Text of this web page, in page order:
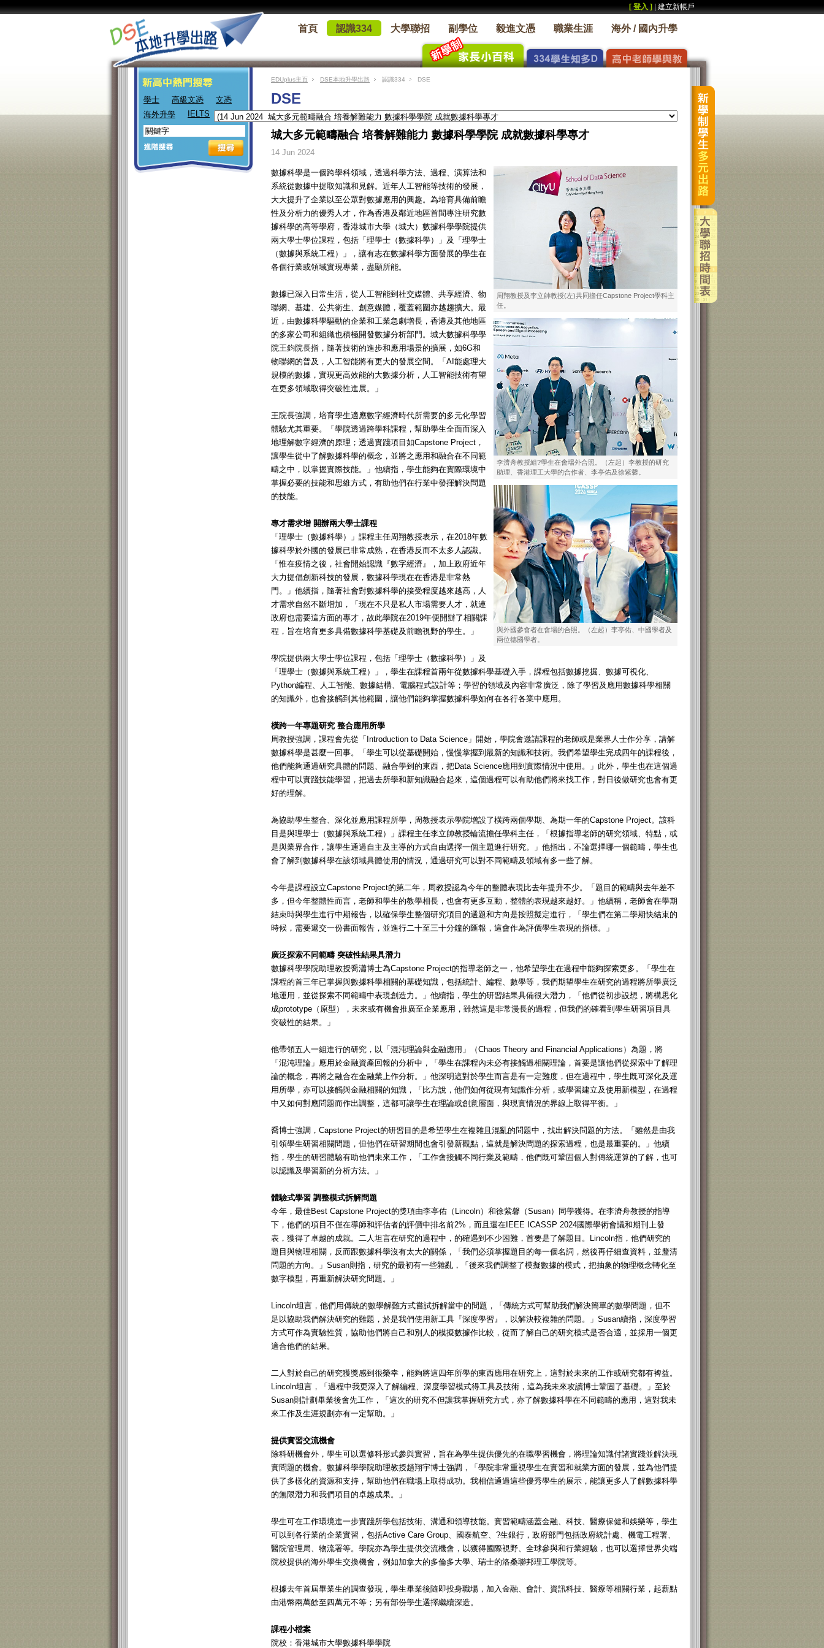
[ 登入 ] 建立新帳戶
首頁 認識334 大學聯招 副學位 毅進文憑 職業生涯 海外 / 國內升學
學士 高級文憑
文憑
海外升學
IELTS
EDUplus主頁 DSE本地升學出路 認識334 DSE
DSE
城大多元範疇融合 培養解難能力 數據科學學院 成就數據科學專才
14 Jun 2024
周翔教授及李立帥教授(左)共同擔任Capstone Project學科主
任。
李濟舟教授組?學生在會場外合照。（左起）李教授的研究
助理、香港理工大學的合作者、李亭佑及徐紫馨。
與外國參會者在會場的合照。（左起）李亭佑、中國學者及
兩位德國學者。
數據科學是一個跨學科領域，透過科學方法、過程、演算法和
系統從數據中提取知識和見解。近年人工智能等技術的發展，
大大提升了企業以至公眾對數據應用的興趣。為培育具備前瞻
性及分析力的優秀人才，作為香港及鄰近地區首間專注研究數
據科學的高等學府，香港城市大學（城大）數據科學學院提供
兩大學士學位課程，包括「理學士（數據科學）」及「理學士
（數據與系統工程）」，讓有志在數據科學方面發展的學生在
各個行業或領域實現專業，盡顯所能。
數據已深入日常生活，從人工智能到社交媒體、共享經濟、物
聯網、基建、公共衛生、創意媒體，覆蓋範圍亦越趨擴大。最
近，由數據科學驅動的企業和工業急劇增長，香港及其他地區
的多家公司和組織也積極開發數據分析部門。城大數據科學學
院王鈞院長指，隨著技術的進步和應用場景的擴展，如6G和
物聯網的普及，人工智能將有更大的發展空間。「AI能處理大
規模的數據，實現更高效能的大數據分析，人工智能技術有望
在更多領域取得突破性進展。」
王院長強調，培育學生適應數字經濟時代所需要的多元化學習
體驗尤其重要。「學院透過跨學科課程，幫助學生全面而深入
地理解數字經濟的原理；透過實踐項目如Capstone Project，
讓學生從中了解數據科學的概念，並將之應用和融合在不同範
疇之中，以掌握實際技能。」他續指，學生能夠在實際環境中
掌握必要的技能和思維方式，有助他們在行業中發揮解決問題
的技能。
專才需求增 開辦兩大學士課程
「理學士（數據科學）」課程主任周翔教授表示，在2018年數
據科學於外國的發展已非常成熟，在香港反而不太多人認識。
「惟在疫情之後，社會開始認識『數字經濟』，加上政府近年
大力提倡創新科技的發展，數據科學現在在香港是非常熱
門。」他續指，隨著社會對數據科學的接受程度越來越高，人
才需求自然不斷增加，「現在不只是私人市場需要人才，就連
政府也需要這方面的專才，故此學院在2019年便開辦了相關課
程，旨在培育更多具備數據科學基礎及前瞻視野的學生。」
學院提供兩大學士學位課程，包括「理學士（數據科學）」及
「理學士（數據與系統工程）」，學生在課程首兩年從數據科學基礎入手，課程包括數據挖掘、數據可視化、
Python編程、人工智能、數據結構、電腦程式設計等；學習的領域及內容非常廣泛，除了學習及應用數據科學相關
的知識外，也會接觸到其他範圍，讓他們能夠掌握數據科學如何在各行各業中應用。
橫跨一年專題研究 整合應用所學
周教授強調，課程會先從「Introduction to Data Science」開始，學院會邀請課程的老師或是業界人士作分享，講解
數據科學是甚麼一回事。「學生可以從基礎開始，慢慢掌握到最新的知識和技術。我們希望學生完成四年的課程後，
他們能夠通過研究具體的問題、融合學到的東西，把Data Science應用到實際情況中使用。」此外，學生也在這個過
程中可以實踐技能學習，把過去所學和新知識融合起來，這個過程可以有助他們將來找工作，對日後做研究也會有更
好的理解。
為協助學生整合、深化並應用課程所學，周教授表示學院增設了橫跨兩個學期、為期一年的Capstone Project。該科
目是與理學士（數據與系統工程）」課程主任李立帥教授輪流擔任學科主任，「根據指導老師的研究領域、特點，或
是與業界合作，讓學生通過自主及主導的方式自由選擇一個主題進行研究。」他指出，不論選擇哪一個範疇，學生也
會了解到數據科學在該領域具體使用的情況，通過研究可以對不同範疇及領域有多一些了解。
今年是課程設立Capstone Project的第二年，周教授認為今年的整體表現比去年提升不少。「題目的範疇與去年差不
多，但今年整體性而言，老師和學生的教學相長，也會有更多互動，整體的表現越來越好。」他續稱，老師會在學期
結束時與學生進行中期報告，以確保學生整個研究項目的選題和方向是按照擬定進行，「學生們在第二學期快結束的
時候，需要遞交一份書面報告，並進行二十至三十分鐘的匯報，這會作為評價學生表現的指標。」
廣泛探索不同範疇 突破性結果具潛力
數據科學學院助理教授喬瀟博士為Capstone Project的指導老師之一，他希望學生在過程中能夠探索更多。「學生在
課程的首三年已掌握與數據科學相關的基礎知識，包括統計、編程、數學等，我們期望學生在研究的過程將所學廣泛
地運用，並從探索不同範疇中表現創造力。」他續指，學生的研習結果具備很大潛力，「他們從初步設想，將構思化
成prototype（原型），未來或有機會推廣至企業應用，雖然這是非常漫長的過程，但我們的確看到學生研習項目具
突破性的結果。」
他帶領五人一組進行的研究，以「混沌理論與金融應用」（Chaos Theory and Financial Applications）為題，將
「混沌理論」應用於金融資產回報的分析中，「學生在課程內未必有接觸過相關理論，首要是讓他們從探索中了解理
論的概念，再將之融合在金融業上作分析。」他深明這對於學生而言是有一定難度，但在過程中，學生既可深化及運
用所學，亦可以接觸與金融相關的知識，「比方說，他們如何從現有知識作分析，或學習建立及使用新模型，在過程
中又如何對應問題而作出調整，這都可讓學生在理論或創意層面，與現實情況的界線上取得平衡。」
喬博士強調，Capstone Project的研習目的是希望學生在複雜且混亂的問題中，找出解決問題的方法。「雖然是由我
引領學生研習相關問題，但他們在研習期間也會引發新觀點，這就是解決問題的探索過程，也是最重要的。」他續
指，學生的研習體驗有助他們未來工作，「工作會接觸不同行業及範疇，他們既可鞏固個人對傳統運算的了解，也可
以認識及學習新的分析方法。」
體驗式學習 調整模式拆解問題
今年，最佳Best Capstone Project的獎項由李亭佑（Lincoln）和徐紫馨（Susan）同學獲得。在李濟舟教授的指導
下，他們的項目不僅在導師和評估者的評價中排名前2%，而且還在IEEE ICASSP 2024國際學術會議和期刊上發
表，獲得了卓越的成就。二人坦言在研究的過程中，的確遇到不少困難，首要是了解題目。Lincoln指，他們研究的
題目與物理相關，反而跟數據科學沒有太大的關係，「我們必須掌握題目的每一個名詞，然後再仔細查資料，並釐清
問題的方向。」Susan則指，研究的最初有一些雜亂，「後來我們調整了模擬數據的模式，把抽象的物理概念轉化至
數字模型，再重新解決研究問題。」
Lincoln坦言，他們用傳統的數學解難方式嘗試拆解當中的問題，「傳統方式可幫助我們解決簡單的數學問題，但不
足以協助我們解決研究的難題，於是我們使用新工具『深度學習』，以解決較複雜的問題。」Susan續指，深度學習
方式可作為實驗性質，協助他們將自己和別人的模擬數據作比較，從而了解自己的研究模式是否合適，並採用一個更
適合他們的結果。
二人對於自己的研究獲獎感到很榮幸，能夠將這四年所學的東西應用在研究上，這對於未來的工作或研究都有裨益。
Lincoln坦言，「過程中我更深入了解編程、深度學習模式得工具及技術，這為我未來攻讀博士鞏固了基礎。」至於
Susan則計劃畢業後會先工作，「這次的研究不但讓我掌握研究方式，亦了解數據科學在不同範疇的應用，這對我未
來工作及生涯規劃亦有一定幫助。」
提供實習交流機會
除科研機會外，學生可以選修科形式參與實習，旨在為學生提供優先的在職學習機會，將理論知識付諸實踐並解決現
實問題的機會。數據科學學院助理教授趙翔宇博士強調，「學院非常重視學生在實習和就業方面的發展，並為他們提
供了多樣化的資源和支持，幫助他們在職場上取得成功。我相信通過這些優秀學生的展示，能讓更多人了解數據科學
的無限潛力和我們項目的卓越成果。」
學生可在工作環境進一步實踐所學包括技術、溝通和領導技能。實習範疇涵蓋金融、科技、醫療保健和娛樂等，學生
可以到各行業的企業實習，包括Active Care Group、國泰航空、?生銀行，政府部門包括政府統計處、機電工程署、
醫院管理局、物流署等。學院亦為學生提供交流機會，以獲得國際視野、全球參與和行業經驗，也可以選擇世界尖端
院校提供的海外學生交換機會，例如加拿大的多倫多大學、瑞士的洛桑聯邦理工學院等。
根據去年首屆畢業生的調查發現，學生畢業後隨即投身職場，加入金融、會計、資訊科技、醫療等相關行業，起薪點
由港幣兩萬餘至四萬元不等；另有部份學生選擇繼續深造。
課程小檔案
院校：香港城市大學數據科學學院